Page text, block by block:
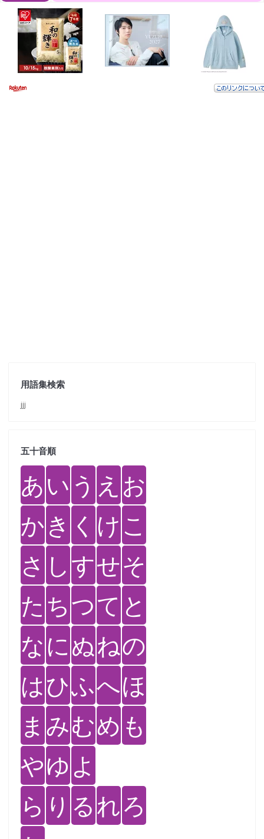
用語集検索
jjj
五十音順
あい う え お
かき く けこ
さ しすせそ
た ちつて と
なにぬねの
はひふへほ
ま みむめ も
やゆ よ
ら り るれろ